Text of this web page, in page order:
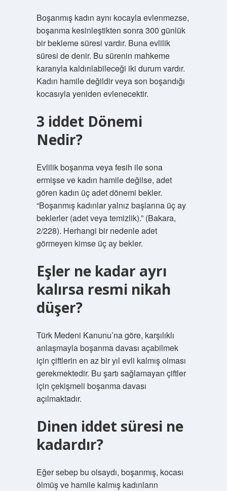
Boşanmış kadın aynı kocayla evlenmezse,
boşanma kesinleştikten sonra 300 günlük
bir bekleme süresi vardır. Buna evlilik
süresi de denir. Bu sürenin mahkeme
kararıyla kaldırılabileceği iki durum vardır.
Kadın hamile değildir veya son boşandığı
kocasıyla yeniden evlenecektir.
3 iddet Dönemi
Nedir?
Evlilik boşanma veya fesih ile sona
ermişse ve kadın hamile değilse, adet
gören kadın üç adet dönemi bekler.
“Boşanmış kadınlar yalnız başlarına üç ay
beklerler (adet veya temizlik).” (Bakara,
2/228). Herhangi bir nedenle adet
görmeyen kimse üç ay bekler.
Eşler ne kadar ayrı
kalırsa resmi nikah
düşer?
Türk Medeni Kanunu’na göre, karşılıklı
anlaşmayla boşanma davası açabilmek
için çiftlerin en az bir yıl evli kalmış olması
gerekmektedir. Bu şartı sağlamayan çiftler
için çekişmeli boşanma davası
açılmaktadır.
Dinen iddet süresi ne
kadardır?
Eğer sebep bu olsaydı, boşanmış, kocası
ölmüş ve hamile kalmış kadınların